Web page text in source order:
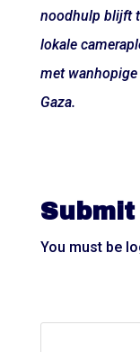
noodhulp blijft
lokale
met
Gaza.
You must be